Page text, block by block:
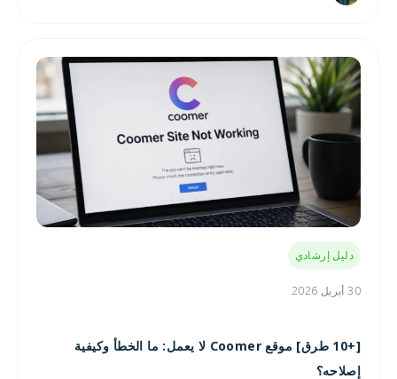
دليل إرشادي
30 أبريل 2026
[+10 طرق] موقع Coomer لا يعمل: ما الخطأ وكيفية
إصلاحه؟